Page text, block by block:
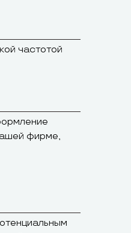
частотой
фирме,